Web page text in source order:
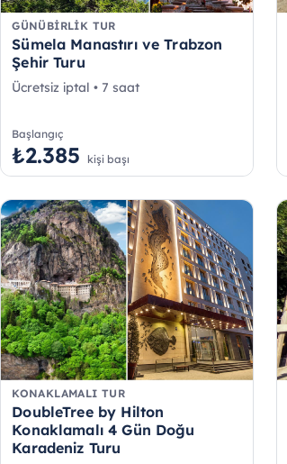
GÜNÜBIRLIK TUR
Sümela Manastırı ve Trabzon
Şehir Turu
Ücretsiz iptal • 7 saat
Başlangıç
₺2.385 kişi başı
KONAKLAMALI TUR
DoubleTree by Hilton
Konaklamalı 4 Gün Doğu
Karadeniz Turu